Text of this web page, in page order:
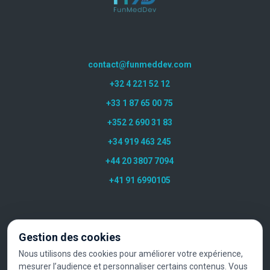
contact@funmeddev.com
+32 4 221 52 12
+33 1 87 65 00 75
+352 2 690 31 83
+34 919 463 245
+44 20 3807 7094
+41 91 6990105
Gestion des cookies
Nous utilisons des cookies pour améliorer votre expérience,
mesurer l’audience et personnaliser certains contenus. Vous